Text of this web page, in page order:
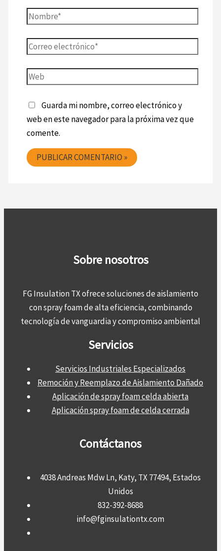
Guarda mi nombre, correo electrónico y
web en este navegador para la próxima vez que
comente.
Sobre nosotros
FG Insulation TX ofrece soluciones de aislamiento
con spray foam de alta eficiencia, combinando
tecnología de vanguardia y compromiso ambiental
Servicios
Servicios Industriales Especializados
Remoción y Reemplazo de Aislamiento Dañado
Aplicación de spray foam celda abierta
Aplicación spray foam de celda cerrada
Contáctanos
4038 Andreas Mdw Ln, Katy, TX 77494, Estados
Unidos
832-392-8688
info@fginsulationtx.com